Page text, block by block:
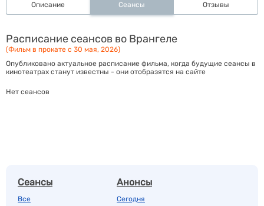
Описание Сеансы Отзывы
Расписание сеансов во Врангеле
(Фильм в прокате с 30 мая, 2026)
Опубликовано актуальное расписание фильма, когда будущие сеансы в
кинотеатрах станут известны - они отобразятся на сайте
Нет сеансов
Сеансы
Все
Анонсы
Сегодня